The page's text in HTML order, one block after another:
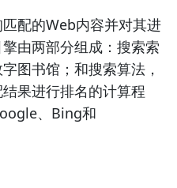
配的Web内容并对其进
由两部分组成：搜索索
图书馆；和搜索算法，
果进行排名的计算程
、Bing和